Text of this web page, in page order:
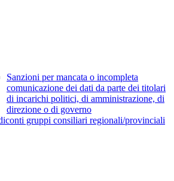
Sanzioni per mancata o incompleta
comunicazione dei dati da parte dei titolari
di incarichi politici, di amministrazione, di
direzione o di governo
gruppi consiliari regionali/provinciali